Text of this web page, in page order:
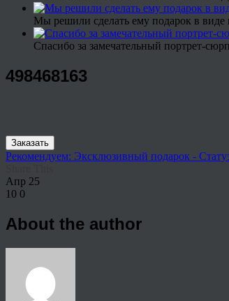
Мы решили сделать ему подарок в
Спасибо за замечательный портрет-
498468163
Заказать
Рекомендуем: Эксклюзивный подарок -
Апр 25
10 0
About the author